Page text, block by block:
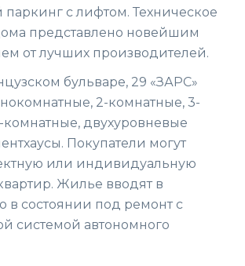
с лифтом. Техническое
представлено новейшим
от лучших производителей.
бульваре, 29 «ЗАРС»
2-комнатные, 3-
комнатные, двухуровневые
Покупатели могут
или индивидуальную
Жилье вводят в
в состоянии под ремонт с
системой автономного